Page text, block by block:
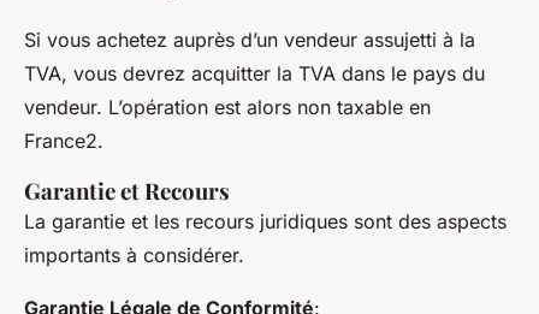
Si vous achetez auprès d’un vendeur assujetti à la
TVA, vous devrez acquitter la TVA dans le pays du
vendeur. L’opération est alors non taxable en
France2.
Garantie et Recours
La garantie et les recours juridiques sont des aspects
importants à considérer.
Garantie Légale de Conformité: